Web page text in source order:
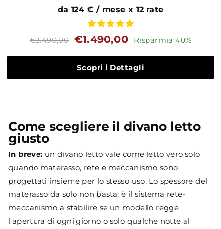
da 124 € / mese x 12 rate
Prezzo
standard
€2.490,00 Prezzo
€1.490,00 Risparmia 40%
Scopri i Dettagli
Come scegliere il divano letto
giusto
In breve: un divano letto vale come letto vero solo
quando materasso, rete e meccanismo sono
progettati insieme per lo stesso uso. Lo spessore del
materasso da solo non basta: è il sistema rete-
meccanismo a stabilire se un modello regge
l'apertura di ogni giorno o solo qualche notte al